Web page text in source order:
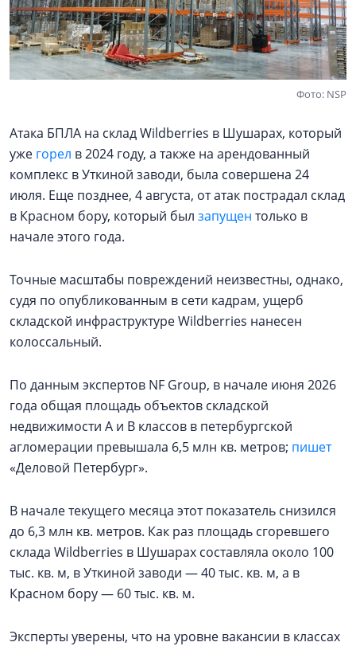
Фото: NSP
Атака БПЛА на склад Wildberries в Шушарах, который
уже горел в 2024 году, а также на арендованный
комплекс в Уткиной заводи, была совершена 24
июля. Еще позднее, 4 августа, от атак пострадал склад
в Красном бору, который был запущен только в
начале этого года.
Точные масштабы повреждений неизвестны, однако,
судя по опубликованным в сети кадрам, ущерб
складской инфраструктуре Wildberries нанесен
колоссальный.
По данным экспертов NF Group, в начале июня 2026
года общая площадь объектов складской
недвижимости А и В классов в петербургской
агломерации превышала 6,5 млн кв. метров; пишет
«Деловой Петербург».
В начале текущего месяца этот показатель снизился
до 6,3 млн кв. метров. Как раз площадь сгоревшего
склада Wildberries в Шушарах составляла около 100
тыс. кв. м, в Уткиной заводи — 40 тыс. кв. м, а в
Красном бору — 60 тыс. кв. м.
Эксперты уверены, что на уровне вакансии в классах